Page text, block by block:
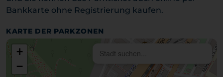
Bankkarte ohne Registrierung kaufen.
KARTE DER PARKZONEN
+
−